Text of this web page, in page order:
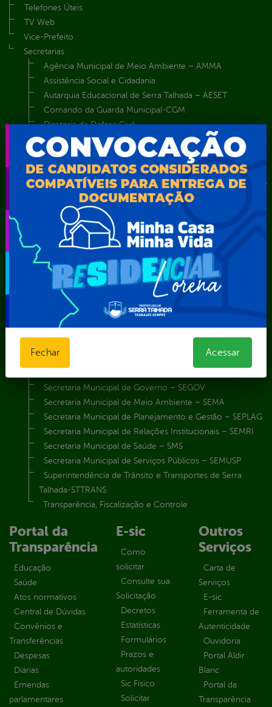
Telefones Úteis
TV Web
Vice-Prefeito
Secretarias
Agência Municipal de Meio Ambiente – AMMA
Assistência Social e Cidadania
Autarquia Educacional de Serra Talhada – AESET
Comando da Guarda Municipal-CGM
Diretoria da Defesa Civil
FUNDAÇÃO CULTURAL DE SERRA TALHADA
Gabinete da Prefeita
Gabinete do Vice-Prefeito
Instituto de Previdência Própria dos Servidores Públicos do
Município de Serra Talhada-IPPS
Obras e Infraestrutura
Procuradoria Geral do Município
Secretaria de Comunicação Social e Audiovisual
Secretaria de Desenvolvimento Econômico e Turismo
Secretaria de Iluminação Pública e Energia Elétrica
Secretaria Municipal da Mulher – SEMU
Secretaria Municipal de Administração – SAD
Secretaria Municipal de Agricultura e Recursos Hídricos –
SEMARH / Secretaria de Agricultura Familiar – SEMAF
Secretaria Municipal de Esporte e Lazer – SEMEL
Secretaria Municipal de Governo – SEGOV
Secretaria Municipal de Meio Ambiente – SEMA
Secretaria Municipal de Planejamento e Gestão – SEPLAG
Secretaria Municipal de Relações Institucionais – SEMRI
Secretaria Municipal de Saúde – SMS
Secretaria Municipal de Serviços Públicos – SEMUSP
Superintendência de Trânsito e Transportes de Serra
Talhada-STTRANS
Transparência, Fiscalização e Controle
Portal da
Transparência
Educação
Saúde
Atos normativos
Central de Dúvidas
Convênios e
Transferências
Despesas
Diárias
Emendas
parlamentares
E-sic
Como
solicitar
Consulte sua
Solicitação
Decretos
Estatísticas
Formulários
Prazos e
autoridades
Sic Físico
Solicitar
Outros
Serviços
Carta de
Serviços
E-sic
Ferramenta de
Autenticidade
Ouvidoria
Portal Aldir
Blanc
Portal da
Transparência
Fechar Acessar